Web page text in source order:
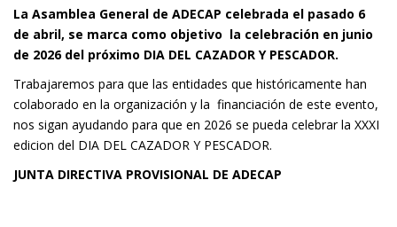
La Asamblea General de ADECAP celebrada el pasado 6
de abril, se marca como objetivo la celebración en junio
de 2026 del próximo DIA DEL CAZADOR Y PESCADOR.
Trabajaremos para que las entidades que históricamente han
colaborado en la organización y la financiación de este evento,
nos sigan ayudando para que en 2026 se pueda celebrar la XXXI
edicion del DIA DEL CAZADOR Y PESCADOR.
JUNTA DIRECTIVA PROVISIONAL DE ADECAP